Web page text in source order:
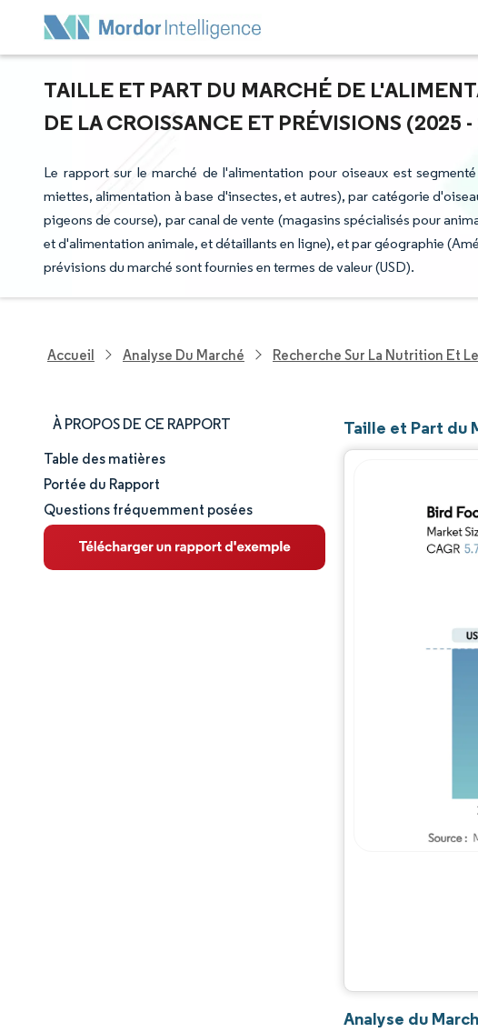
TAILLE ET PART DU MARCHÉ DE
DE LA CROISSANCE ET PRÉVISIONS (2025
Le rapport sur le marché de l'alimentation pour oiseaux est
miettes, alimentation à base d'insectes, et autres), par catégorie
pigeons de course), par canal de vente (magasins spécialisés pour
et d'alimentation animale, et détaillants en ligne), et par géographie
prévisions du marché sont fournies en termes de valeur (USD).
Accueil Analyse Du Marché Recherche Sur La Nutrition Et
À PROPOS DE CE RAPPORT
Taille et part de marché
Analyse du marché
Tendances et perspectives
Table des matières
Portée du Rapport
Questions fréquemment posées
Taille et Part du
Analyse du